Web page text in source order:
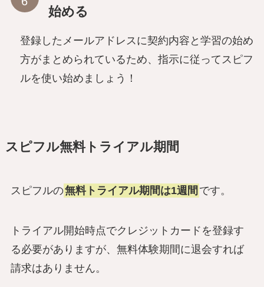
始める
登録したメールアドレスに契約内容と学習の始め
方がまとめられているため、指示に従ってスピフ
ルを使い始めましょう！
スピフル無料トライアル期間
スピフルの無料トライアル期間は1週間 です。
トライアル開始時点でクレジットカードを登録す
る必要がありますが、無料体験期間に退会すれば
請求はありません。